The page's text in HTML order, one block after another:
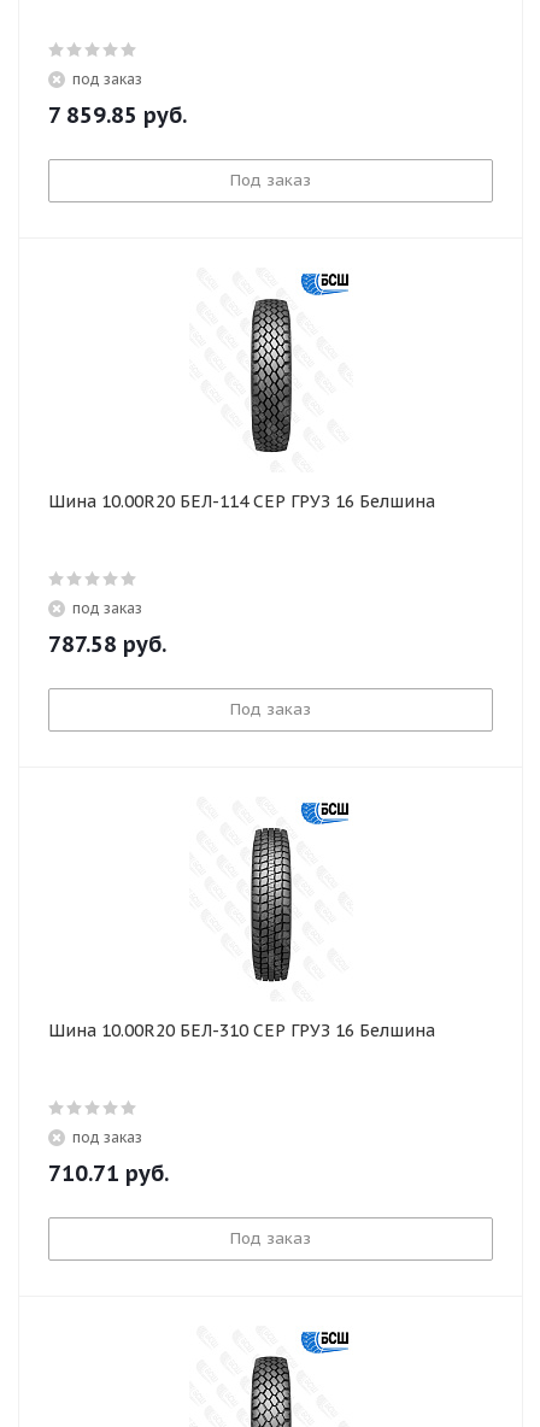
под заказ
7 859.85 руб.
Под заказ
Шина 10.00R20 БЕЛ-114 СЕР ГРУЗ 16 Белшина
под заказ
787.58 руб.
Под заказ
Шина 10.00R20 БЕЛ-310 СЕР ГРУЗ 16 Белшина
под заказ
710.71 руб.
Под заказ